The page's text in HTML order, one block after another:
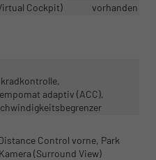
Cockpit)
vorhanden
adaptiv (ACC),
Control vorne, Park
(Surround View)